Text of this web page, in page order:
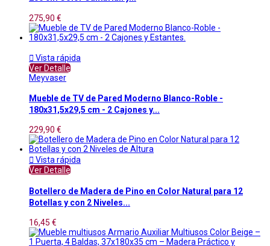
275,90 €
 Vista rápida
Ver Detalle
Meyvaser
Mueble de TV de Pared Moderno Blanco-Roble -
180x31,5x29,5 cm - 2 Cajones y...
229,90 €
 Vista rápida
Ver Detalle
Botellero de Madera de Pino en Color Natural para 12
Botellas y con 2 Niveles...
16,45 €